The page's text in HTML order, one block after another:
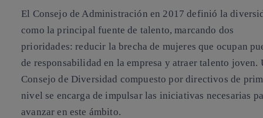
El Consejo de Administración en 2017 definió la
como la principal fuente de talento, marcando dos
prioridades: reducir la brecha de mujeres que ocupan
de responsabilidad en la empresa y atraer talento joven.
Consejo de Diversidad compuesto por directivos de
nivel se encarga de impulsar las iniciativas necesarias
avanzar en este ámbito.